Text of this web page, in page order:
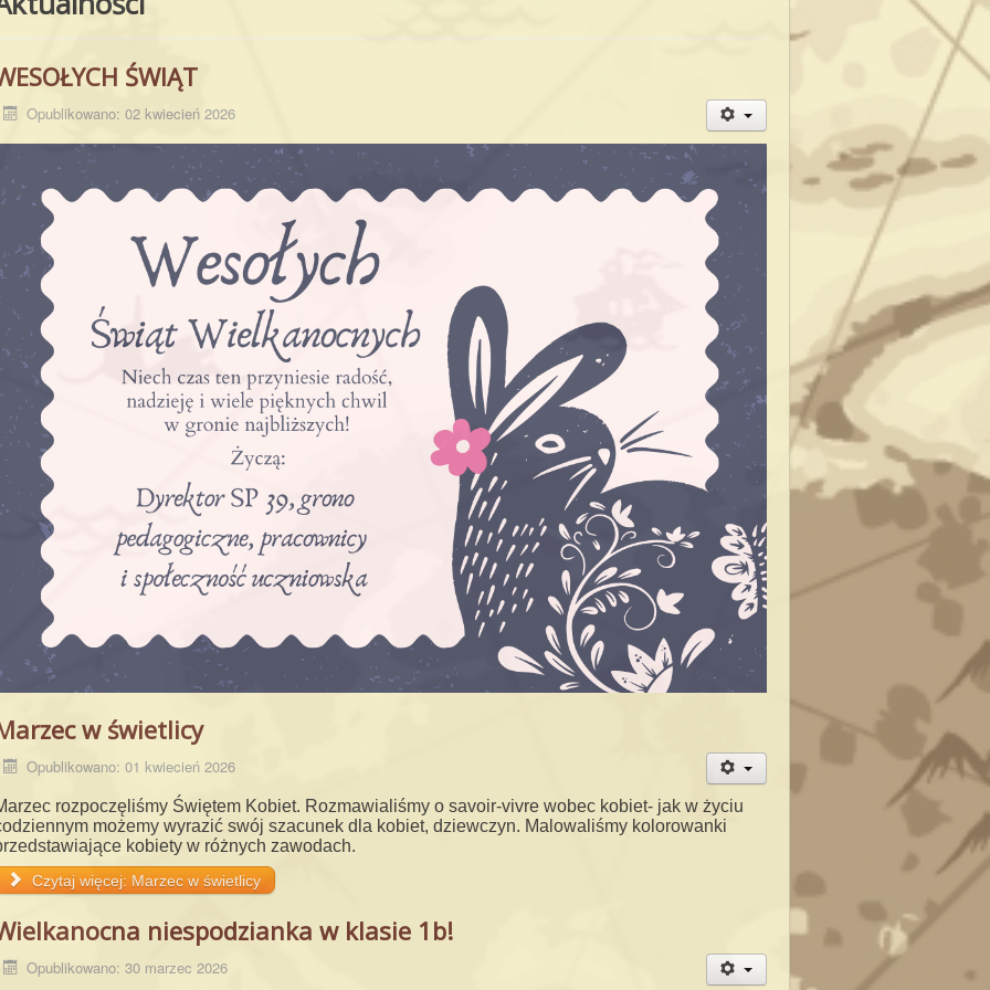
ŚWIĄT
Opublikowano: 02 kwiecień 2026
w świetlicy
Opublikowano: 01 kwiecień 2026
rozpoczęliśmy Świętem Kobiet. Rozmawialiśmy o savoir-vivre wobec kobiet- jak w życiu
możemy wyrazić swój szacunek dla kobiet, dziewczyn. Malowaliśmy kolorowanki
kobiety w różnych zawodach.
Czytaj więcej: Marzec w świetlicy
niespodzianka w klasie 1b!
Opublikowano: 30 marzec 2026